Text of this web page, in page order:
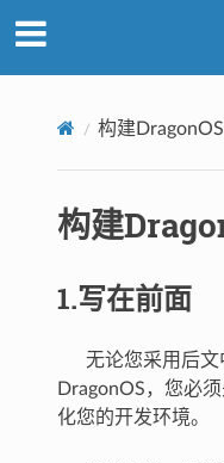
构建DragonOS
构建
1.写在前面
无论您采用后文
DragonOS，您必
化您的开发环境。